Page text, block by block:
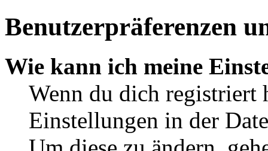
Benutzerpräferenzen
Wie kann ich meine
Wenn du dich registriert
Einstellungen in der